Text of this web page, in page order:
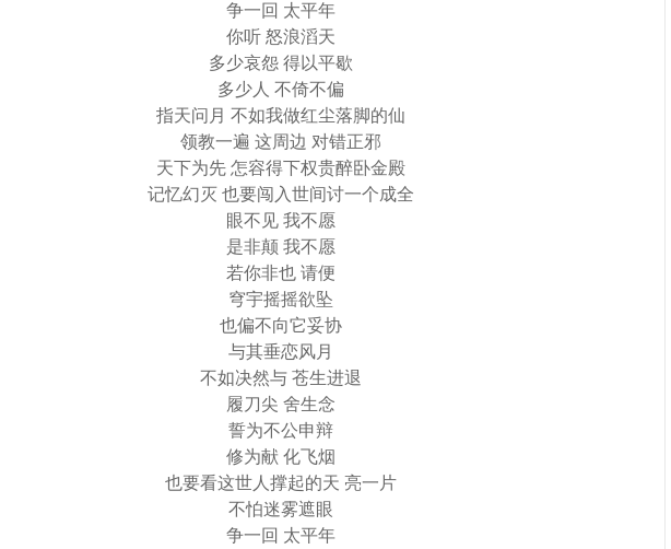
争一回 太平年
你听 怒浪滔天
多少哀怨 得以平歇
多少人 不倚不偏
指天问月 不如我做红尘落脚的仙
领教一遍 这周边 对错正邪
天下为先 怎容得下权贵醉卧金殿
记忆幻灭 也要闯入世间讨一个成全
眼不见 我不愿
是非颠 我不愿
若你非也 请便
穹宇摇摇欲坠
也偏不向它妥协
与其垂恋风月
不如决然与 苍生进退
履刀尖 舍生念
誓为不公申辩
修为献 化飞烟
也要看这世人撑起的天 亮一片
不怕迷雾遮眼
争一回 太平年